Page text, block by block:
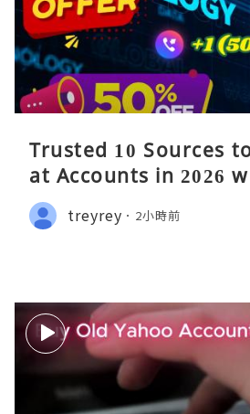
Trusted 10 Sources
at Accounts in 2026
treyrey 2小時前